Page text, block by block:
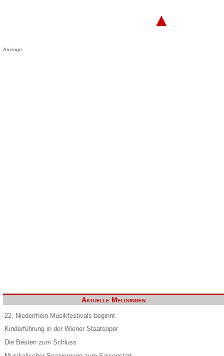
▲
Anzeige
Aktuelle Meldungen
22. Niederrhein Musikfestivals beginnt
Kinderführung in der Wiener Staatsoper
Die Besten zum Schluss